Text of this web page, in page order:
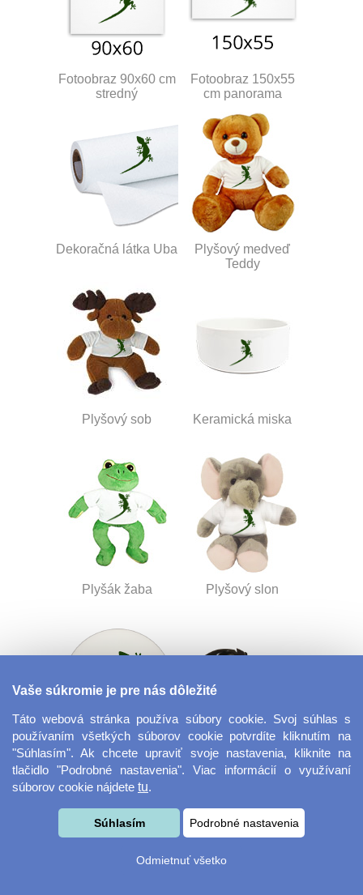
Fotoobraz 90x60 cm
stredný
Fotoobraz 150x55
cm panorama
Dekoračná látka Uba
Plyšový medveď
Teddy
Plyšový sob Keramická miska
Plyšák žaba Plyšový slon
Tácka na nápoje
guľatý
Flexi vodítko
Vaše súkromie je pre nás dôležité
Táto webová stránka používa súbory cookie. Svoj súhlas s
používaním všetkých súborov cookie potvrdíte kliknutím na
"Súhlasím". Ak chcete upraviť svoje nastavenia, kliknite na
tlačidlo "Podrobné nastavenia". Viac informácií o využívaní
súborov cookie nájdete tu.
Súhlasím Podrobné nastavenia
Odmietnuť všetko